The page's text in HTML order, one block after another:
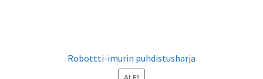
Robottti-imurin puhdistusharja